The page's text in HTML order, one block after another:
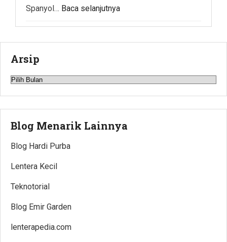
Spanyol… Baca selanjutnya
Arsip
Arsip
Blog Menarik Lainnya
Blog Hardi Purba
Lentera Kecil
Teknotorial
Blog Emir Garden
lenterapedia.com